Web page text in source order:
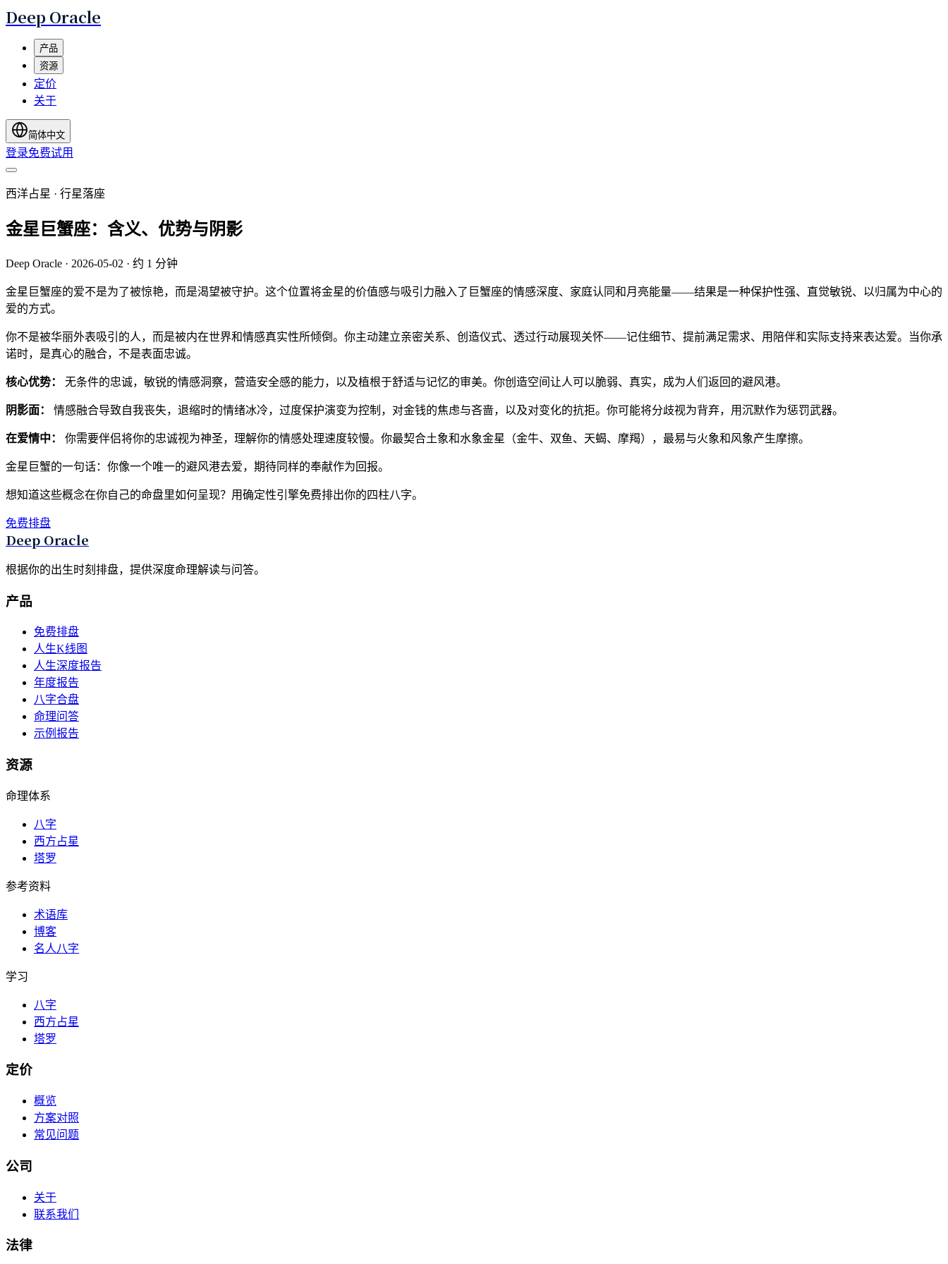
Deep Oracle
产品
资源
定价
关于
简体中文
登录免费试用
西洋占星 · 行星落座
金星巨蟹座：含义、优势与阴影
Deep Oracle · 2026-05-02 · 约 1 分钟
金星巨蟹座的爱不是为了被惊艳，而是渴望被守护。这个位置将金星的价值感与吸引力融入了巨蟹座的情感深度、家庭认同和月亮能量——结果是一种保护性强、直觉敏锐、以归属为中心的
爱的方式。
你不是被华丽外表吸引的人，而是被内在世界和情感真实性所倾倒。你主动建立亲密关系、创造仪式、透过行动展现关怀——记住细节、提前满足需求、用陪伴和实际支持来表达爱。当你承
诺时，是真心的融合，不是表面忠诚。
核心优势： 无条件的忠诚，敏锐的情感洞察，营造安全感的能力，以及植根于舒适与记忆的审美。你创造空间让人可以脆弱、真实，成为人们返回的避风港。
阴影面： 情感融合导致自我丧失，退缩时的情绪冰冷，过度保护演变为控制，对金钱的焦虑与吝啬，以及对变化的抗拒。你可能将分歧视为背弃，用沉默作为惩罚武器。
在爱情中： 你需要伴侣将你的忠诚视为神圣，理解你的情感处理速度较慢。你最契合土象和水象金星（金牛、双鱼、天蝎、摩羯），最易与火象和风象产生摩擦。
金星巨蟹的一句话：你像一个唯一的避风港去爱，期待同样的奉献作为回报。
想知道这些概念在你自己的命盘里如何呈现？用确定性引擎免费排出你的四柱八字。
免费排盘
Deep Oracle
根据你的出生时刻排盘，提供深度命理解读与问答。
产品
免费排盘
人生K线图
人生深度报告
年度报告
八字合盘
命理问答
示例报告
资源
命理体系
八字
西方占星
塔罗
参考资料
术语库
博客
名人八字
学习
八字
西方占星
塔罗
定价
概览
方案对照
常见问题
公司
关于
联系我们
法律